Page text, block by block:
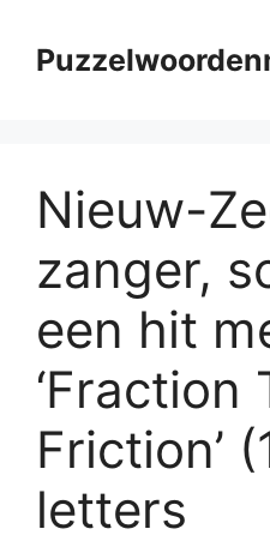
content
Nieuw-
zanger,
een hit
‘Fraction
Friction’
letters